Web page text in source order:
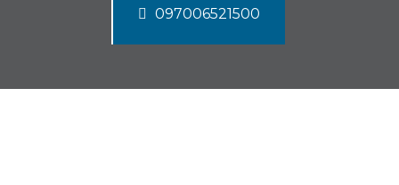
097006521500